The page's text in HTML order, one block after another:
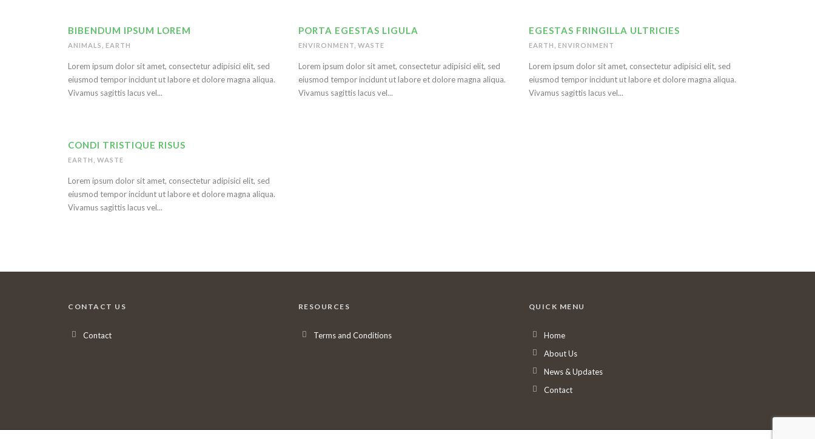
BIBENDUM IPSUM LOREM
ANIMALS EARTH
Lorem ipsum dolor sit amet, consectetur adipisici elit, sed
eiusmod tempor incidunt ut labore et dolore magna aliqua.
Vivamus sagittis lacus vel...
PORTA EGESTAS LIGULA
ENVIRONMENT WASTE
Lorem ipsum dolor sit amet, consectetur adipisici elit, sed
eiusmod tempor incidunt ut labore et dolore magna aliqua.
Vivamus sagittis lacus vel...
EGESTAS FRINGILLA ULTRICIES
EARTH ENVIRONMENT
Lorem ipsum dolor sit amet, consectetur adipisici elit, sed
eiusmod tempor incidunt ut labore et dolore magna aliqua.
Vivamus sagittis lacus vel...
CONDI TRISTIQUE RISUS
EARTH WASTE
Lorem ipsum dolor sit amet, consectetur adipisici elit, sed
eiusmod tempor incidunt ut labore et dolore magna aliqua.
Vivamus sagittis lacus vel...
CONTACT US
Contact
RESOURCES
Terms and Conditions
QUICK MENU
Home
About Us
News & Updates
Contact